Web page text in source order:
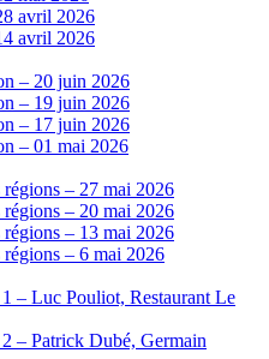
avril 2026
avril 2026
– 20 juin 2026
– 19 juin 2026
– 17 juin 2026
– 01 mai 2026
– 27 mai 2026
– 20 mai 2026
– 13 mai 2026
– 6 mai 2026
– Luc Pouliot, Restaurant Le
– Patrick Dubé, Germain